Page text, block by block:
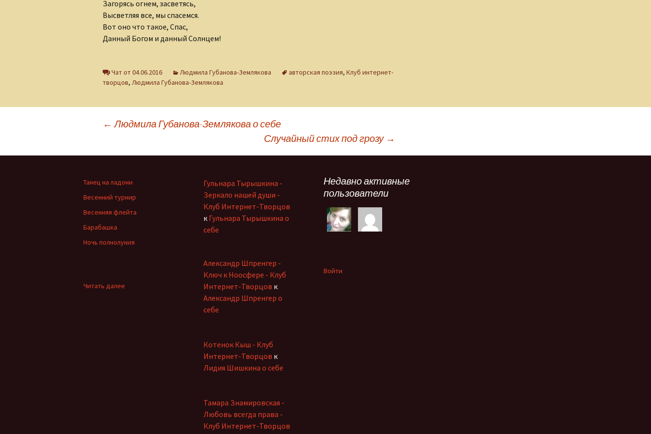
Загорясь огнем, засветясь,
Высветляя все, мы спасемся.
Вот оно что такое, Спас,
Данный Богом и данный Солнцем!
Чат от 04.06.2016 Людмила Губанова-Землякова авторская поэзия, Клуб интернет-
творцов, Людмила Губанова-Землякова
Навигация
по
записям
← Людмила Губанова-Землякова о себе
Случайный стих под грозу →
Танец на ладони
Весенний турнир
Весенняя флейта
Барабашка
Ночь полнолуния
Гульнара Тырышкина -
Зеркало нашей души -
Клуб Интернет-Творцов
к Гульнара Тырышкина о
себе
Александр Шпренгер -
Ключ к Ноосфере - Клуб
Интернет-Творцов к
Александр Шпренгер о
себе
Котенок Кыш - Клуб
Интернет-Творцов к
Лидия Шишкина о себе
Тамара Знамировская -
Любовь всегда права -
Клуб Интернет-Творцов
Недавно активные
пользователи
Войти
Читать далее